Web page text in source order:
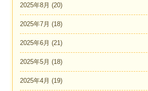
2025年8月 (20)
2025年7月 (18)
2025年6月 (21)
2025年5月 (18)
2025年4月 (19)